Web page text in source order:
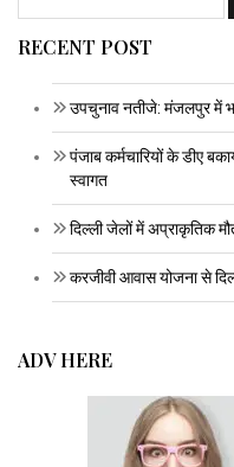
RECENT POST
उपचुनाव नतीजे: मंजलपुर में
पंजाब कर्मचारियों के डीए
स्वागत
दिल्ली जेलों में अप्राकृतिक
करजीवी आवास योजना से
ADV HERE